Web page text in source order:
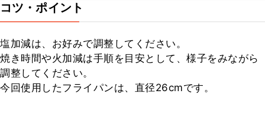
コツ・ポイント
塩加減は、お好みで調整してください。
焼き時間や火加減は手順を目安として、様子をみながら
調整してください。
今回使用したフライパンは、直径26cmです。